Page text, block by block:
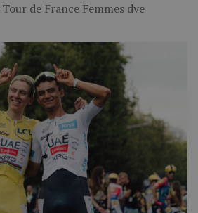
de France Femmes dve